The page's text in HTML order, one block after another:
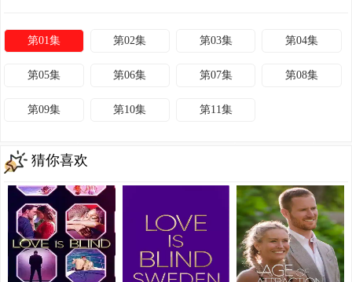
第01集 第02集 第03集 第04集
第05集 第06集 第07集 第08集
第09集 第10集 第11集
猜你喜欢